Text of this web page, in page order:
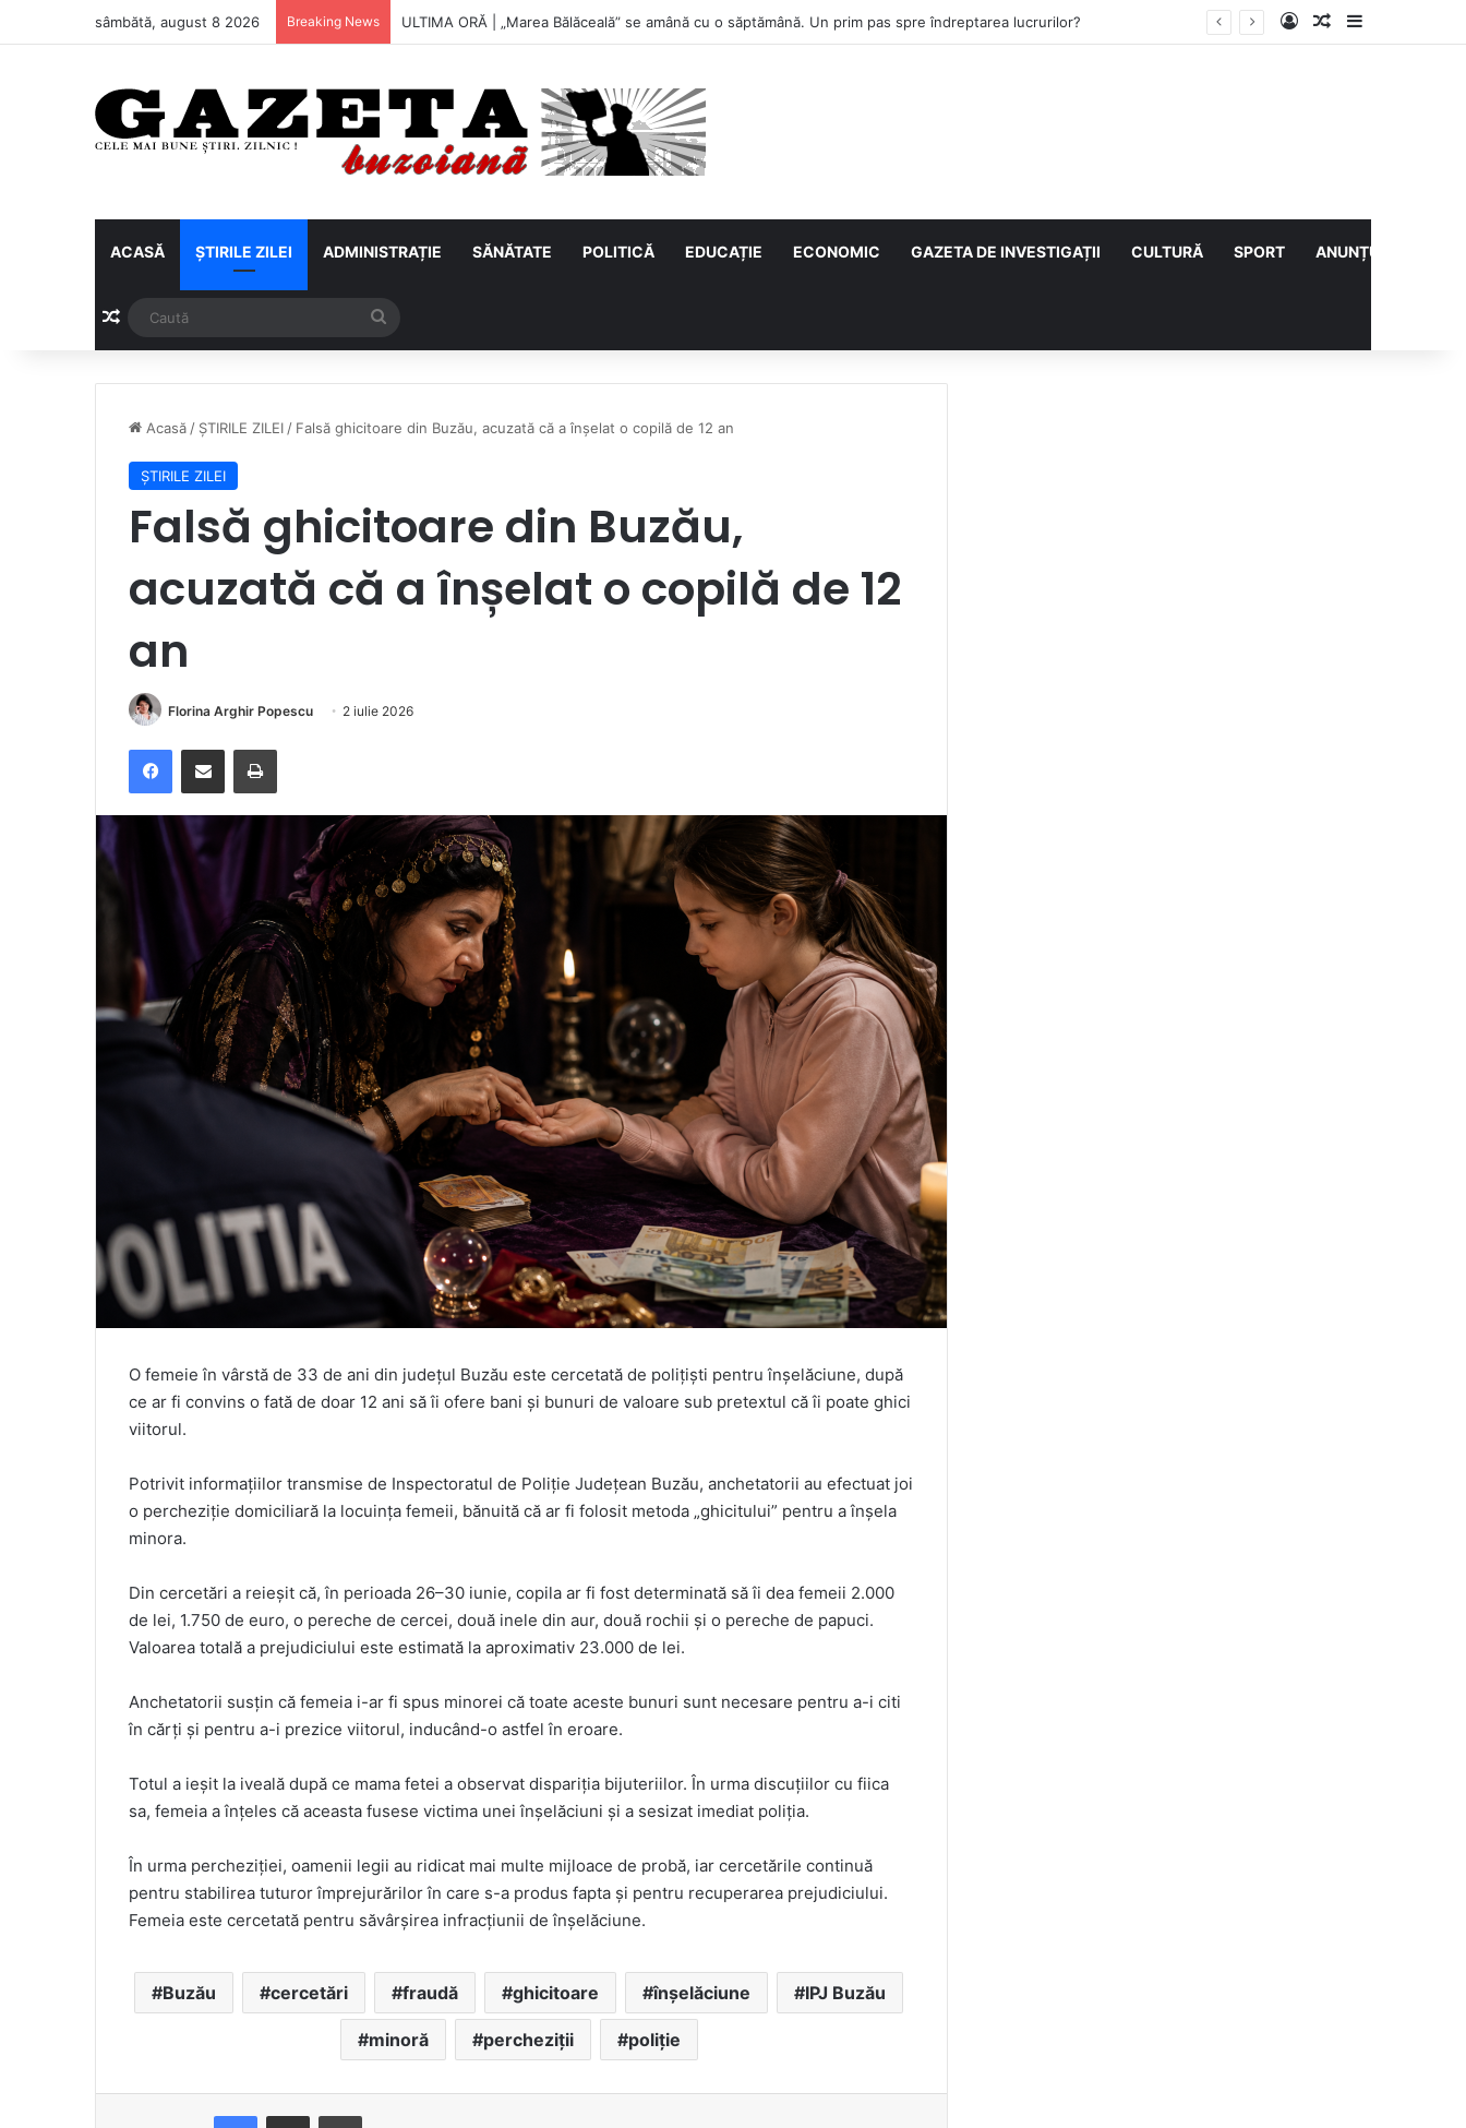
sâmbătă, august 8 2026 Breaking News Metalul Buzău, primul meci acasă în noul sezon de Liga 2. Obiectiv clar înaintea duelului cu CS Afumați Log InArticol aleatoriu
Sidebar
ACASĂ ȘTIRILE ZILEI ADMINISTRAȚIE SĂNĂTATE POLITICĂ EDUCAȚIE ECONOMIC GAZETA DE INVESTIGAȚII CULTURĂ SPORT ANUNȚURI
Articol aleatoriu
Acasă / ȘTIRILE ZILEI / Falsă ghicitoare din Buzău, acuzată că a înșelat o copilă de 12 an
ȘTIRILE ZILEI
Falsă ghicitoare din Buzău,
acuzată că a înșelat o copilă de 12
an
Florina Arghir Popescu 2 iulie 2026
FacebookDistribuie prin e-mail Imprimare
O femeie în vârstă de 33 de ani din județul Buzău este cercetată de polițiști pentru înșelăciune, după
ce ar fi convins o fată de doar 12 ani să îi ofere bani și bunuri de valoare sub pretextul că îi poate ghici
viitorul.
Potrivit informațiilor transmise de Inspectoratul de Poliție Județean Buzău, anchetatorii au efectuat joi
o percheziție domiciliară la locuința femeii, bănuită că ar fi folosit metoda „ghicitului” pentru a înșela
minora.
Din cercetări a reieșit că, în perioada 26–30 iunie, copila ar fi fost determinată să îi dea femeii 2.000
de lei, 1.750 de euro, o pereche de cercei, două inele din aur, două rochii și o pereche de papuci.
Valoarea totală a prejudiciului este estimată la aproximativ 23.000 de lei.
Anchetatorii susțin că femeia i-ar fi spus minorei că toate aceste bunuri sunt necesare pentru a-i citi
în cărți și pentru a-i prezice viitorul, inducând-o astfel în eroare.
Totul a ieșit la iveală după ce mama fetei a observat dispariția bijuteriilor. În urma discuțiilor cu fiica
sa, femeia a înțeles că aceasta fusese victima unei înșelăciuni și a sesizat imediat poliția.
În urma percheziției, oamenii legii au ridicat mai multe mijloace de probă, iar cercetările continuă
pentru stabilirea tuturor împrejurărilor în care s-a produs fapta și pentru recuperarea prejudiciului.
Femeia este cercetată pentru săvârșirea infracțiunii de înșelăciune.
Buzău cercetări fraudă ghicitoare înșelăciune IPJ Buzău
minoră percheziții poliție
FacebookDistribuie prin e-mail Imprimare